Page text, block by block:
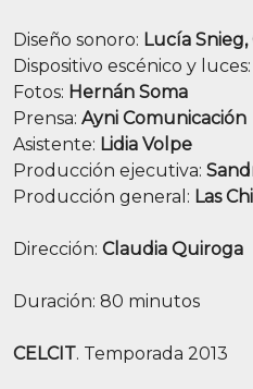
Diseño sonoro: Lucía
Dispositivo escénico y luces:
Fotos: Hernán Soma
Prensa: Ayni Comunicación
Asistente: Lidia Volpe
Producción ejecutiva:
Producción general: Las
Dirección: Claudia Quiroga
Duración: 80 minutos
CELCIT. Temporada 2013